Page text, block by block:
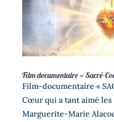
Film documentaire « Sacré-
Film-documentaire «
Cœur qui a tant aimé les
Marguerite-Marie